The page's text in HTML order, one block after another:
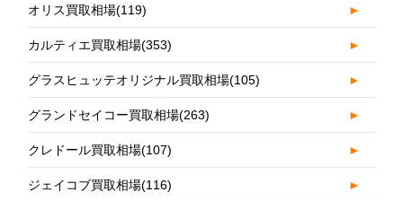
オリス買取相場(119) ►
カルティエ買取相場(353) ►
グラスヒュッテオリジナル買取相場(105) ►
グランドセイコー買取相場(263) ►
クレドール買取相場(107) ►
ジェイコブ買取相場(116) ►